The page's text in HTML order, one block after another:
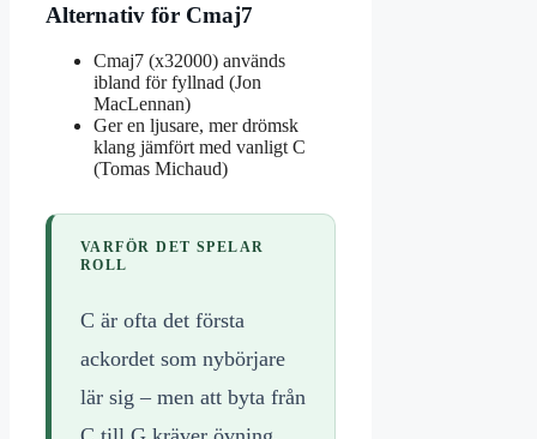
Alternativ för Cmaj7
Cmaj7 (x32000) används
ibland för fyllnad (Jon
MacLennan)
Ger en ljusare, mer drömsk
klang jämfört med vanligt C
(Tomas Michaud)
VARFÖR DET SPELAR
ROLL
C är ofta det första
ackordet som nybörjare
lär sig – men att byta från